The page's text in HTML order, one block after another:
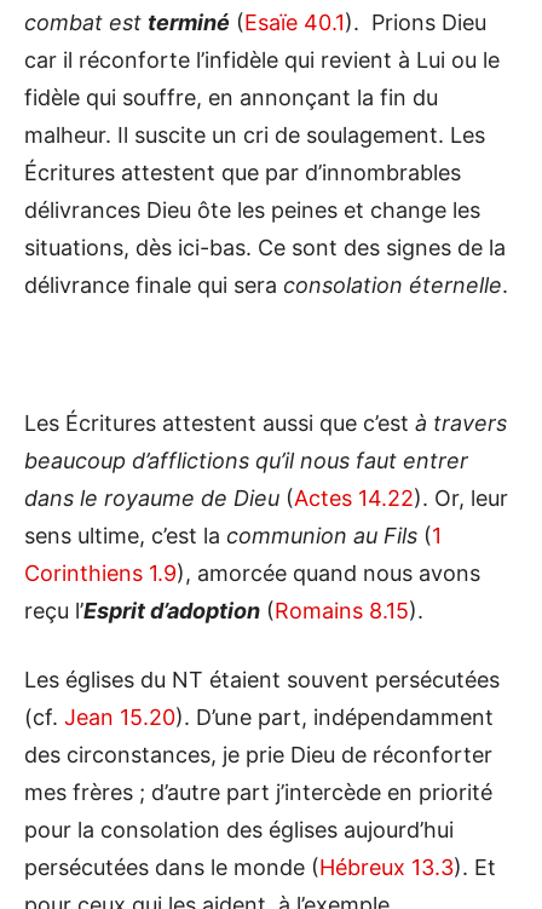
combat est terminé (Esaïe 40.1). Prions Dieu
car il réconforte l’infidèle qui revient à Lui ou le
fidèle qui souffre, en annonçant la fin du
malheur. Il suscite un cri de soulagement. Les
Écritures attestent que par d’innombrables
délivrances Dieu ôte les peines et change les
situations, dès ici-bas. Ce sont des signes de la
délivrance finale qui sera consolation éternelle.
Les Écritures attestent aussi que c’est à travers
beaucoup d’afflictions qu’il nous faut entrer
dans le royaume de Dieu (Actes 14.22). Or, leur
sens ultime, c’est la communion au Fils (1
Corinthiens 1.9), amorcée quand nous avons
reçu l’Esprit d’adoption (Romains 8.15).
Les églises du NT étaient souvent persécutées
(cf. Jean 15.20). D’une part, indépendamment
des circonstances, je prie Dieu de réconforter
mes frères ; d’autre part j’intercède en priorité
pour la consolation des églises aujourd’hui
persécutées dans le monde (Hébreux 13.3). Et